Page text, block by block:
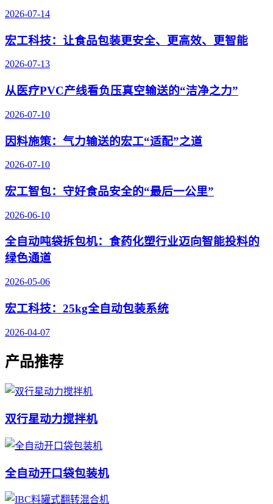
2026-07-14
宏工科技：让食品包装更安全、更高效、更智能
2026-07-13
从医疗PVC产线看负压真空输送的“洁净之力”
2026-07-10
因料施策：气力输送的宏工“适配”之道
2026-07-10
宏工智包：守好食品安全的“最后一公里”
2026-06-10
全自动吨袋拆包机：食药化塑行业迈向智能投料的
绿色通道
2026-05-06
宏工科技：25kg全自动包装系统
2026-04-07
产品推荐
双行星动力搅拌机
全自动开口袋包装机